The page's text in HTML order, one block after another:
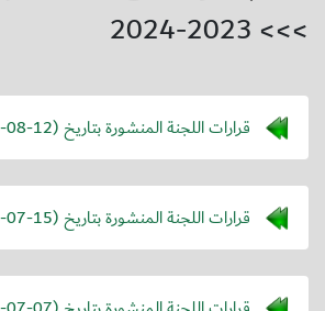
>>> 2023-2024
قرارات اللجنة المنشورة بتاريخ (08-12
قرارات اللجنة المنشورة بتاريخ (07-15